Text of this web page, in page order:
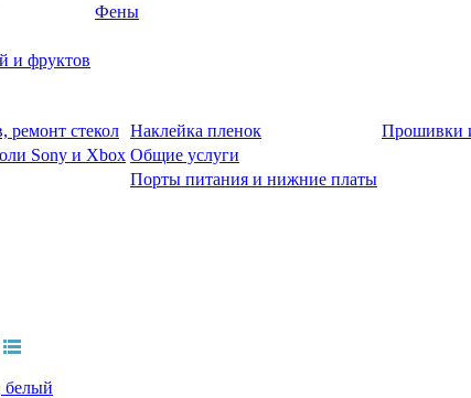
Фены
и фруктов
ремонт стекол Наклейка пленок
Прошивки
Sony и Xbox Общие услуги
Порты питания и нижние платы
белый